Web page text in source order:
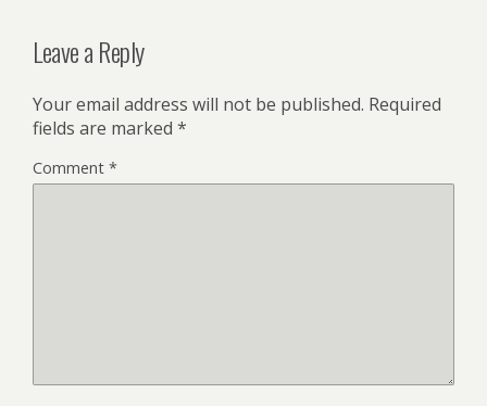
Leave a Reply
Your email address will not be published. Required
fields are marked *
Comment *